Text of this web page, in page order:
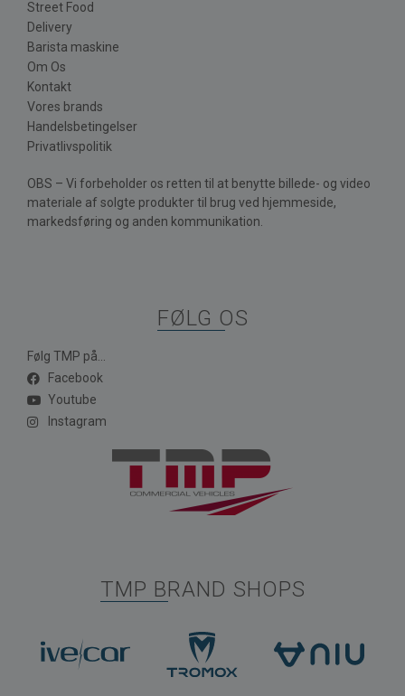
Street Food
Delivery
Barista maskine
Om Os
Kontakt
Vores brands
Handelsbetingelser
Privatlivspolitik
OBS – Vi forbeholder os retten til at benytte billede- og video
materiale af solgte produkter til brug ved hjemmeside,
markedsføring og anden kommunikation.
FØLG OS
Følg TMP på...
Facebook
Youtube
Instagram
TMP BRAND SHOPS